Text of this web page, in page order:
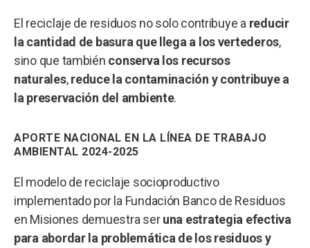
El reciclaje de residuos no solo contribuye a reducir
la cantidad de basura que llega a los vertederos,
sino que también conserva los recursos
naturales,reduce la contaminación y contribuye a
la preservación del ambiente.
APORTE NACIONAL EN LA LÍNEA DE TRABAJO
AMBIENTAL 2024-2025
El modelo de reciclaje socioproductivo
implementado por la Fundación Banco de Residuos
en Misiones demuestra seruna estrategia efectiva
para abordar la problemática de los residuos y